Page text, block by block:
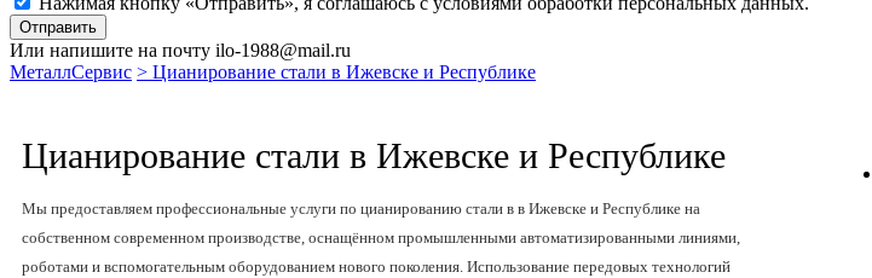
Отправить
Или напишите на почту ilo-1988@mail.ru
МеталлСервис > Цианирование стали в Ижевске и Республике
Цианирование стали в Ижевске и Республике
Мы предоставляем профессиональные услуги по цианированию стали в в Ижевске и Республике на
собственном современном производстве, оснащённом промышленными автоматизированными линиями,
роботами и вспомогательным оборудованием нового поколения. Использование передовых технологий